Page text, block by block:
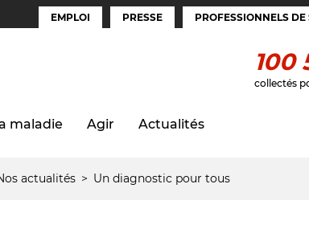
Espaces
EMPLOI PRESSE PROFESSIONNELS
100
collectés
maladie Agir Actualités
actualités Un diagnostic pour tous